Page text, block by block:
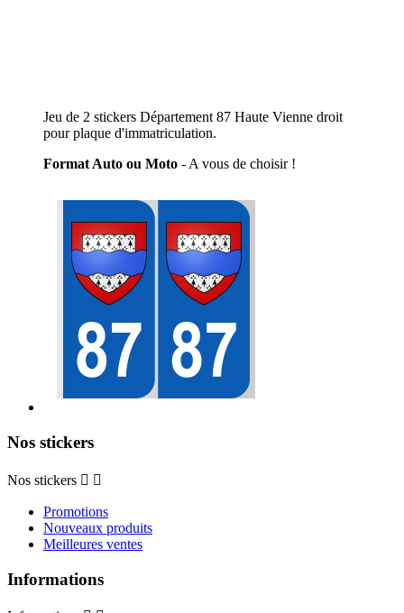
Jeu de 2 stickers Département 87 Haute Vienne droit
pour plaque d'immatriculation.
Format Auto ou Moto - A vous de choisir !
Nos stickers
Nos stickers  
Promotions
Nouveaux produits
Meilleures ventes
Informations